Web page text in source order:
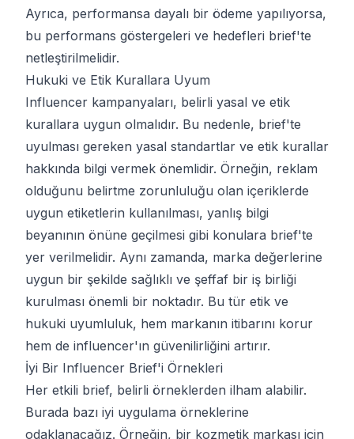
Ayrıca, performansa dayalı bir ödeme yapılıyorsa,
bu performans göstergeleri ve hedefleri brief'te
netleştirilmelidir.
Hukuki ve Etik Kurallara Uyum
Influencer kampanyaları, belirli yasal ve etik
kurallara uygun olmalıdır. Bu nedenle, brief'te
uyulması gereken yasal standartlar ve etik kurallar
hakkında bilgi vermek önemlidir. Örneğin, reklam
olduğunu belirtme zorunluluğu olan içeriklerde
uygun etiketlerin kullanılması, yanlış bilgi
beyanının önüne geçilmesi gibi konulara brief'te
yer verilmelidir. Aynı zamanda, marka değerlerine
uygun bir şekilde sağlıklı ve şeffaf bir iş birliği
kurulması önemli bir noktadır. Bu tür etik ve
hukuki uyumluluk, hem markanın itibarını korur
hem de influencer'ın güvenilirliğini artırır.
İyi Bir Influencer Brief'i Örnekleri
Her etkili brief, belirli örneklerden ilham alabilir.
Burada bazı iyi uygulama örneklerine
odaklanacağız. Örneğin, bir kozmetik markası için